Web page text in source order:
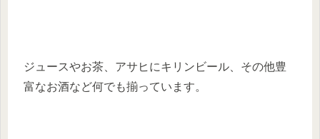
ジュースやお茶、アサヒにキリンビール、その他豊
富なお酒など何でも揃っています。